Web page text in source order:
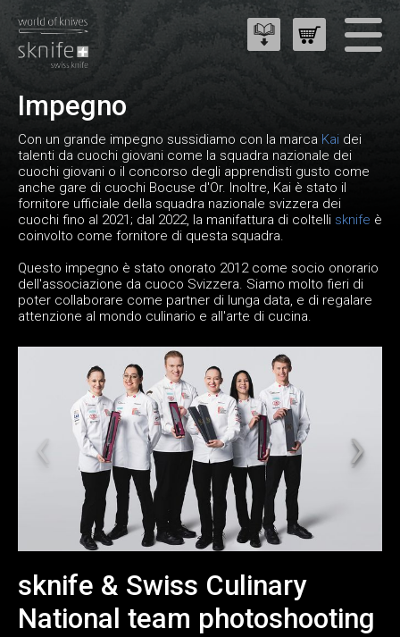
Impegno
Con un grande impegno sussidiamo con la marca Kai dei
talenti da cuochi giovani come la squadra nazionale dei
cuochi giovani o il concorso degli apprendisti gusto come
anche gare di cuochi Bocuse d'Or. Inoltre, Kai è stato il
fornitore ufficiale della squadra nazionale svizzera dei
cuochi fino al 2021; dal 2022, la manifattura di coltelli sknife è
coinvolto come fornitore di questa squadra.
Questo impegno è stato onorato 2012 come socio onorario
dell'associazione da cuoco Svizzera. Siamo molto fieri di
poter collaborare come partner di lunga data, e di regalare
attenzione al mondo culinario e all'arte di cucina.
sknife & Swiss Culinary
National team photoshooting